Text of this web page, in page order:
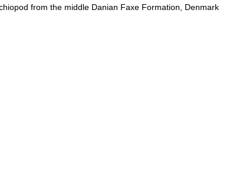
from the middle Danian Faxe Formation, Denmark